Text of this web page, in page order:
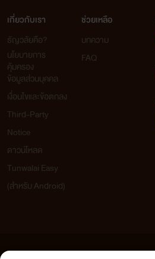
เกี่ยวกับเรา
ธัญวลัยคือ?
นโยบายการ
คุ้มครอง
ข้อมูลส่วนบุคคล
เงื่อนไขและข้อตกลง
Third-Party
Notice
ดาวน์โหลด
Tunwalai Easy
(สำหรับ Android)
ช่วยเหลือ
บทความ
FAQ